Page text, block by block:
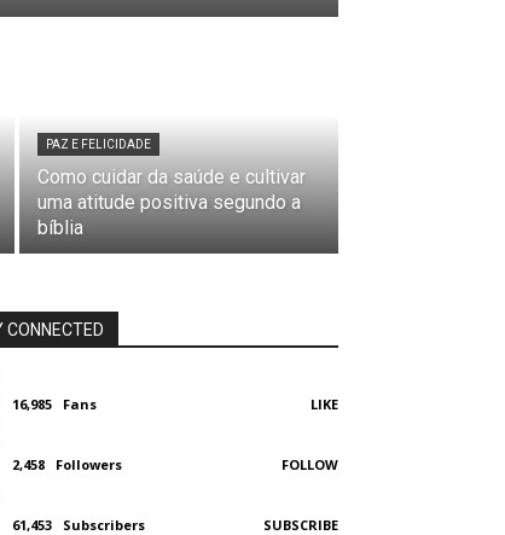
PAZ E FELICIDADE
Como cuidar da saúde e cultivar
uma atitude positiva segundo a
bíblia
CONNECTED
16,985 Fans LIKE
2,458 Followers FOLLOW
61,453 Subscribers SUBSCRIBE